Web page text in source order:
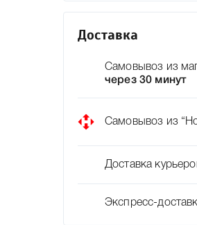
Доставка
Самовывоз из
через 30 минут
Самовывоз из
Доставка
Экспресс-